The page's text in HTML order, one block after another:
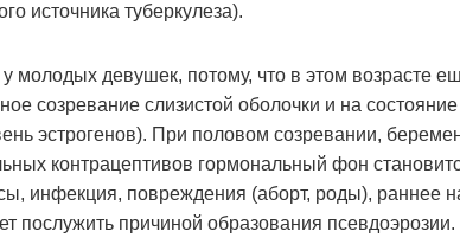
источника туберкулеза).
у молодых девушек, потому, что в этом возрасте
созревание слизистой оболочки и на
эстрогенов). При половом созревании,
контрацептивов гормональный фон
инфекция, повреждения (аборт, роды), раннее
послужить причиной образования псевдоэрозии.